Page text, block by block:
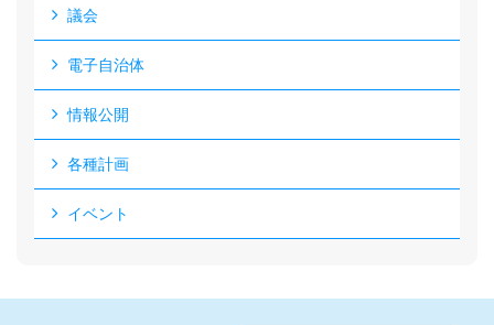
議会
電子自治体
情報公開
各種計画
イベント